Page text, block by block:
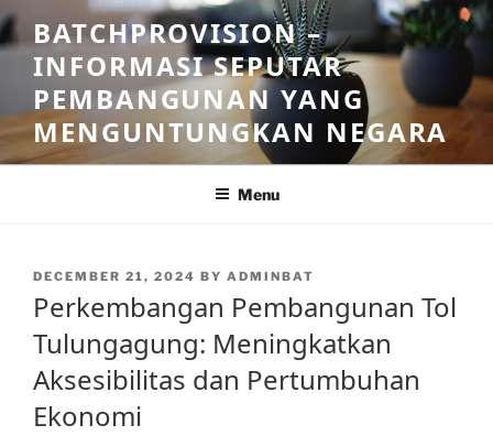
Skip
to
content
BATCHPROVISION –
INFORMASI SEPUTAR
PEMBANGUNAN YANG
MENGUNTUNGKAN NEGARA
Menu
POSTED
DECEMBER 21, 2024 BY ADMINBAT
Perkembangan Pembangunan Tol
Tulungagung: Meningkatkan
Aksesibilitas dan Pertumbuhan
Ekonomi